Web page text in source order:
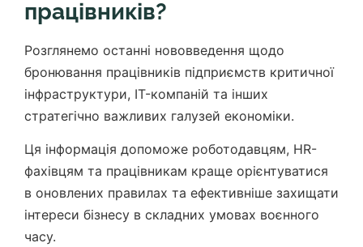
працівників?
Розглянемо останні нововведення щодо
бронювання працівників підприємств критичної
інфраструктури, IT-компаній та інших
стратегічно важливих галузей економіки.
Ця інформація допоможе роботодавцям, HR-
фахівцям та працівникам краще орієнтуватися
в оновлених правилах та ефективніше захищати
інтереси бізнесу в складних умовах воєнного
часу.